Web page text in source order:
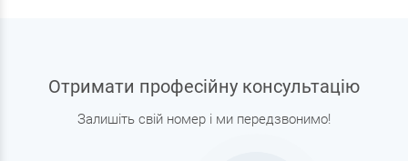
Отримати професійну консультацію
Залишіть свій номер і ми передзвонимо!